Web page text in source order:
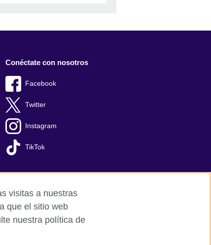
Conéctate con nosotros
Facebook
Twitter
Instagram
TikTok
visitas a nuestras
que el sitio web
nuestra política de